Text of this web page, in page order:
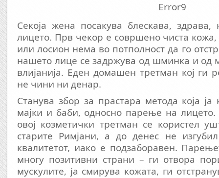
Error9
Секоја жена посакува блескава,
лицето. Прв чекор е совршено чиста
или лосион нема во потполност да го
нашето лице се задржува од шминка и од
влијанија. Еден домашен третман кој ги
не чини ни денар.
Станува збор за прастара метода која
мајки и баби, односно парење на
овој козметички третман се користел
старите Римјани, а до денес не
квалитетот, иако е подзаборавен.
многу позитивни страни – ги отвора
мускулите, ја смирува кожата, ги